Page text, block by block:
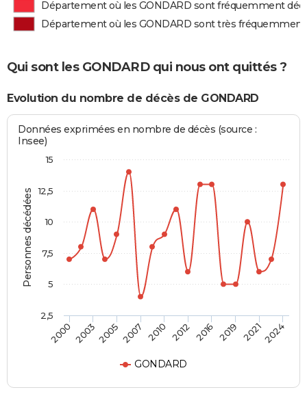
Département où les GONDARD sont fréquemment
Département où les GONDARD sont très
Qui sont les GONDARD qui nous ont quittés ?
Evolution du nombre de décès de GONDARD
Personnes décédées
Données exprimées en nombre de décès (source :
Insee)
GONDARD
2000 200320052007 2010 2012 2016 2019 20212024
2,5
5
7,5
10
12,5
15